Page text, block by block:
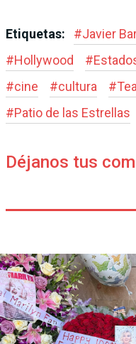
Etiquetas: #Javier
#Hollywood #
#cine #cultura #
#Patio de las Estrellas
Déjanos tus